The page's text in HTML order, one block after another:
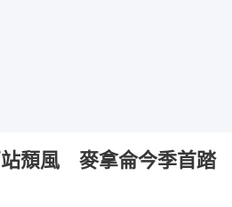
頹風 麥拿侖今季首踏